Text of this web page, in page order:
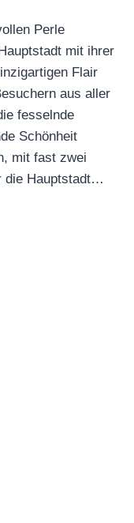
Perle
mit ihrer
Flair
aus aller
fesselnde
Schönheit
mit fast zwei
die Hauptstadt…